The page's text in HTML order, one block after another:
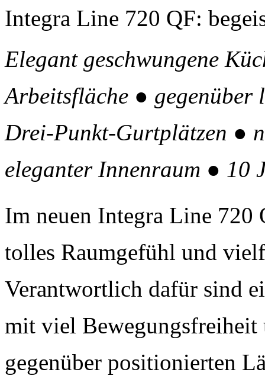
Integra Line 720 QF:
Elegant geschwungene
Arbeitsfläche ● gegenüber
Drei-Punkt-Gurtplätzen ●
eleganter Innenraum ● 10
Im neuen Integra Line 720
tolles Raumgefühl und
Verantwortlich dafür sind
mit viel
gegenüber positionierten